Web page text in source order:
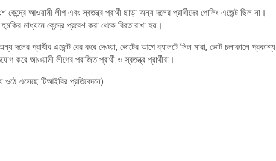
আওয়ামী লীগ এবং স্বতন্ত্র প্রার্থী ছাড়া অন্য দলের প্রার্থীদের পোলিং এজেন্ট ছিল না।
হুমকির মাধ্যমে কেন্দ্রে প্রবেশ করা থেকে বিরত রাখা হয়।
দলের প্রার্থীর এজেন্ট বের করে দেওয়া, ভোটের আগে ব্যালটে সিল মারা, ভোট চলাকালে প্রকাশ্য
করে আওয়ামী লীগের পরাজিত প্রার্থী ও স্বতন্ত্র প্রার্থীরা।
এসেছে টিআইবির প্রতিবেদনে)